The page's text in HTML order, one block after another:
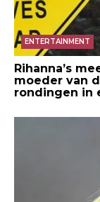
ENTERTAINMENT
Rihanna’s
moeder van
rondingen in